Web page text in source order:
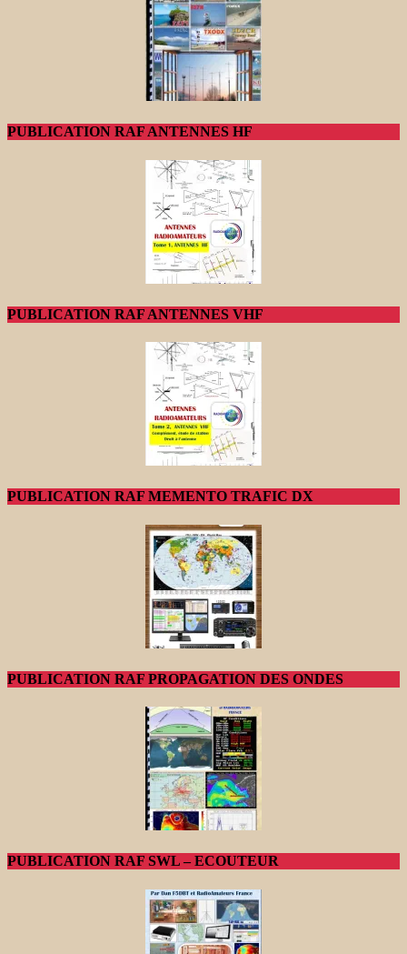
PUBLICATION RAF ANTENNES HF
PUBLICATION RAF ANTENNES VHF
PUBLICATION RAF MEMENTO TRAFIC DX
PUBLICATION RAF PROPAGATION DES ONDES
PUBLICATION RAF SWL – ECOUTEUR